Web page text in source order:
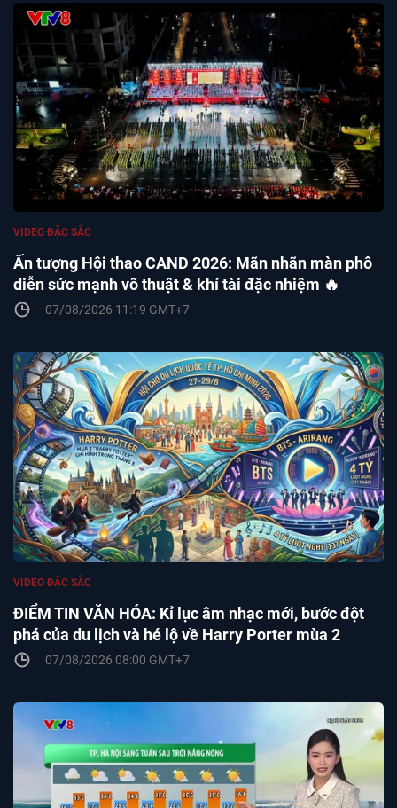
Ấn tượng Hội thao CAND 2026: Mãn nhãn màn phô
diễn sức mạnh võ thuật & khí tài đặc nhiệm 🔥
VIDEO ĐẶC SẮC
07/08/2026 11:19 GMT+7
ĐIỂM TIN VĂN HÓA: Kỉ lục âm nhạc mới, bước đột
phá của du lịch và hé lộ về Harry Porter mùa 2
VIDEO ĐẶC SẮC
07/08/2026 08:00 GMT+7